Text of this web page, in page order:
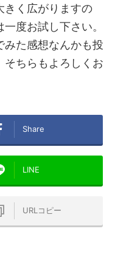
きく広がりますの
度お試し下さい。
みた感想なんかも投
そちらもよろしくお
Share
LINE
URLコピー